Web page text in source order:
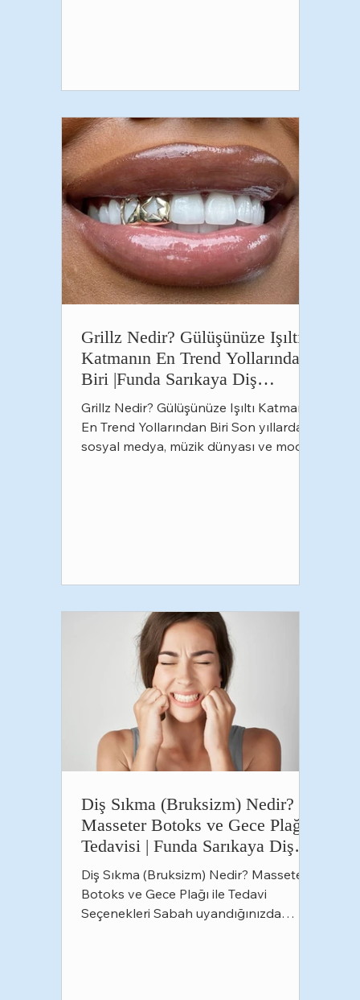
pırlantası tam olarak nedir, nasıl
dikkat etmek gerekir? Gelin birlikte
inceleyelim. Diş Pırlantası Ne
Grillz Nedir? Gülüşünüze Işıltı
Katmanın En Trend Yollarından
Biri |Funda Sarıkaya Diş
Polikliniği
Grillz Nedir? Gülüşünüze Işıltı Katmanın
En Trend Yollarından Biri Son yıllarda
sosyal medya, müzik dünyası ve moda
pırlanta taşlar ya da tamamen sade
kişisel stile göre şekillendirilebilen ve
tamamen kişiye özel üretile
Diş Sıkma (Bruksizm) Nedir?
Masseter Botoks ve Gece Plağı
Tedavisi | Funda Sarıkaya Diş
Polikliniği
Diş Sıkma (Bruksizm) Nedir? Masseter
Botoks ve Gece Plağı ile Tedavi
Seçenekleri Sabah uyandığınızda